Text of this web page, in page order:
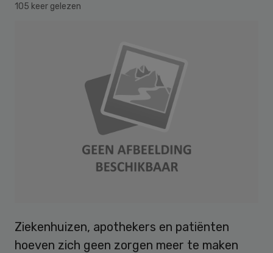
105 keer gelezen
Ziekenhuizen, apothekers en patiënten
hoeven zich geen zorgen meer te maken